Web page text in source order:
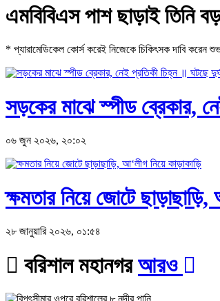
এমবিবিএস পাশ ছাড়াই তিনি
* প্যারামেডিকেল কোর্স করেই নিজেকে চিকিৎসক দাবি
সড়কের মাঝে স্পীড ব্রেকার,
০৬ জুন ২০২৬, ২০:০২
ক্ষমতার নিয়ে জোটে
২৮ জানুয়ারি ২০২৬, ০১:৫৪
বরিশাল মহানগরআরও